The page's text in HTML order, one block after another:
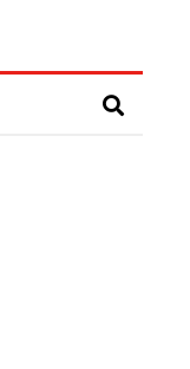
Buscar